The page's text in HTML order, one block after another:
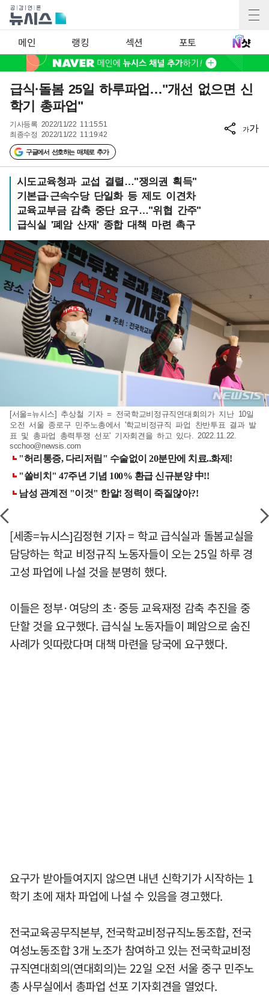
메인 랭킹 섹션 포토
급식·돌봄 25일 하루파업…"개선 없으면 신
학기 총파업"
기사등록 2022/11/22 11:15:51
최종수정 2022/11/22 11:19:42
구글에서 선호하는 매체로 추가
가가
시도교육청과 교섭 결렬…"쟁의권 획득"
기본급·근속수당 단일화 등 제도 이견차
교육교부금 감축 중단 요구…"위협 간주"
급식실 '폐암 산재' 종합 대책 마련 촉구
[서울=뉴시스] 추상철 기자 = 전국학교비정규직연대회의가 지난 10일
오전 서울 종로구 민주노총에서 '학교비정규직 파업 찬반투표 결과 발
표 및 총파업 총력투쟁 선포' 기자회견을 하고 있다. 2022.11.22.
scchoo@newsis.com
[세종=뉴시스]김정현 기자 = 학교 급식실과 돌봄교실을
담당하는 학교 비정규직 노동자들이 오는 25일 하루 경
고성 파업에 나설 것을 분명히 했다.
이들은 정부·여당의 초·중등 교육재정 감축 추진을 중
단할 것을 요구했다. 급식실 노동자들이 폐암으로 숨진
사례가 잇따랐다며 대책 마련을 당국에 요구했다.
요구가 받아들여지지 않으면 내년 신학기가 시작하는 1
학기 초에 재차 파업에 나설 수 있음을 경고했다.
전국교육공무직본부, 전국학교비정규직노동조합, 전국
여성노동조합 3개 노조가 참여하고 있는 전국학교비정
규직연대회의(연대회의)는 22일 오전 서울 중구 민주노
총 사무실에서 총파업 선포 기자회견을 열었다.